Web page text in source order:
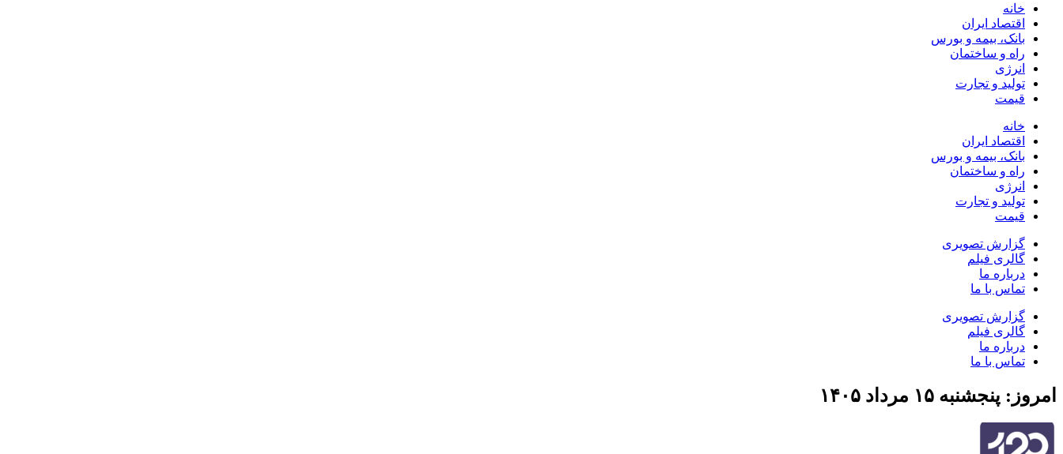
خانه
اقتصاد ایران
بانک، بیمه و بورس
راه و ساختمان
انرژی
تولید و تجارت
قیمت
خانه
اقتصاد ایران
بانک، بیمه و بورس
راه و ساختمان
انرژی
تولید و تجارت
قیمت
گزارش تصویری
گالری فیلم
درباره ما
تماس با ما
گزارش تصویری
گالری فیلم
درباره ما
تماس با ما
امروز: پنجشنبه ۱۵ مرداد ۱۴۰۵